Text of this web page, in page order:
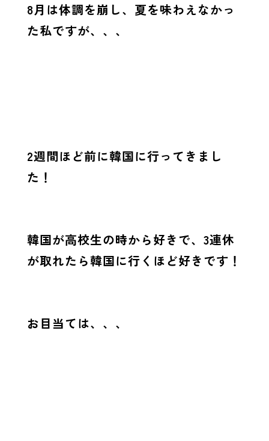
8月は体調を崩し、夏を味わえなかっ
た私ですが、、、
2週間ほど前に韓国に行ってきまし
た！
韓国が高校生の時から好きで、3連休
が取れたら韓国に行くほど好きです！
お目当ては、、、